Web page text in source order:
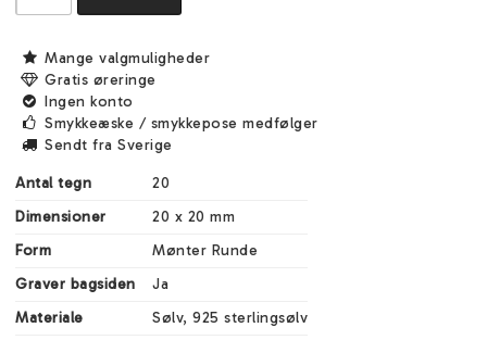
Mange valgmuligheder
Gratis øreringe
Ingen konto
Smykkeæske / smykkepose medfølger
Sendt fra Sverige
Antal tegn
20
Dimensioner
20 x 20 mm
Form
Mønter Runde
Graver bagsiden
Ja
Materiale
Sølv, 925 sterlingsølv